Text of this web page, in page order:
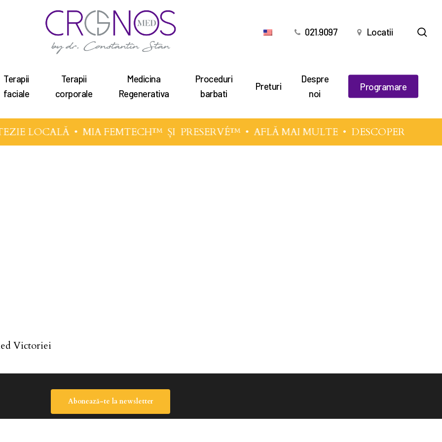
a închide
021.9097 Locatii
Terapii
faciale
Terapii
corporale
Medicina
Regenerativa
Proceduri
barbati
Preturi
Despre
noi
Programare
LOCALĂ • MIA FEMTECH™ȘI PRESERVÉ™• AFLĂ MAI MULTE• DESCOPERĂ
Victoriei
Abonează-te la newsletter